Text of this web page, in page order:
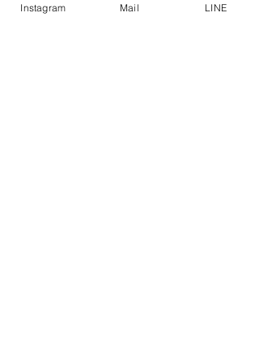
Related Posts
Instagram Mail LINE